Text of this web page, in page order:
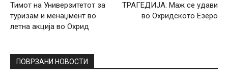
Тимот на Универзитетот за
туризам и менаџмент во
летна акција во Охрид
ТРАГЕДИЈА: Маж се удави
во Охридското Езеро
ПОВРЗАНИ НОВОСТИ